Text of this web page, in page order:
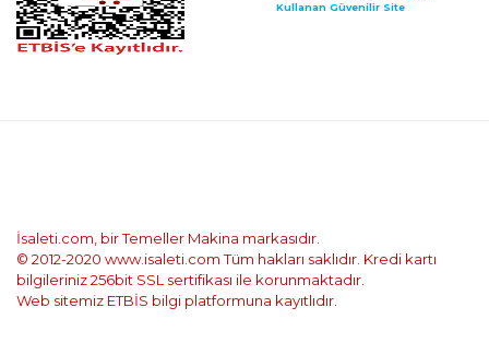
Kullanan Güvenilir Site
İsaleti.com, bir Temeller Makina markasıdır.
© 2012-2020 www.isaleti.com Tüm hakları saklıdır. Kredi kartı
bilgileriniz 256bit SSL sertifikası ile korunmaktadır.
Web sitemiz ETBİS bilgi platformuna kayıtlıdır.